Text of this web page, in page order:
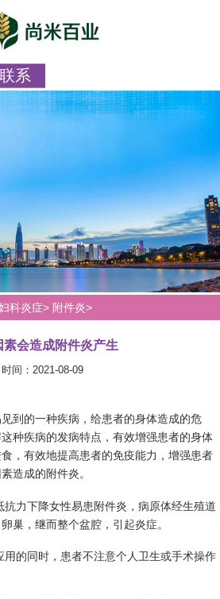
联系
科炎症> 附件炎>
素会造成附件炎产生
时间：2021-08-09
到的一种疾病，给患者的身体造成的危
种疾病的发病特点，有效增强患者的身体
，有效地提高患者的免疫能力，增强患者
造成的附件炎。
力下降女性易患附件炎，病原体经生殖道
巢，继而整个盆腔，引起炎症。
用的同时，患者不注意个人卫生或手术操作